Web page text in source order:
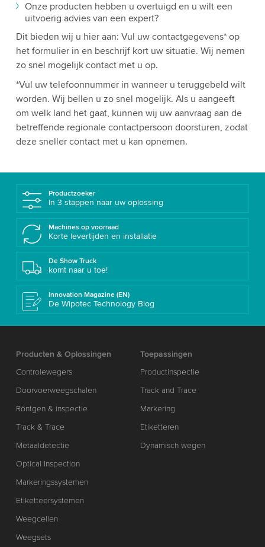
Onze producten hebben u overtuigd en u wilt een
uitvoerig advies van een expert?
Dit bieden wij u hier aan: Vul uw contactgegevens* op
het formulier in en beschrijf kort uw situatie. Wij nemen
zo snel mogelijk contact met u op.
*Vul uw telefoonnummer in wanneer u teruggebeld wilt
worden. Wij bellen u zo snel mogelijk. Als u aangeeft
om welk land het gaat, kunnen wij uw aanvraag aan de
betreffende regionale contactpersoon doorsturen, zodat
deze sneller contact met u kan opnemen.
Productzoeker
In 3 stappen naar uw oplossing
Machines op voorraad
Korte levertijden en installatie
De Show Truck
komt naar u toe!
Innovation Magazine (EN)
De Wipotec Technology Blog
Producten & Oplossingen
Controlewegers
Doorvoerweegschalen
Röntgen & inspectie
Track & Trace
Metaaldetectie
Optical Inspection
Markeringssystemen
Etiketteersystemen
Weegcellen
Weegsets
Toepassingen
Productinspectie
Track and Trace
Markering
Etiketteren
Dynamisch wegen